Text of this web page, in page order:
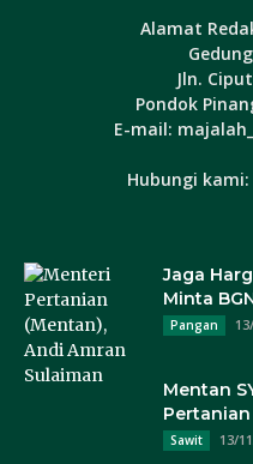
Alamat
Jln.
Pondok
E-mail:
Hubungi kami:
Jaga
Minta
Pangan
Mentan
Sawit 13/